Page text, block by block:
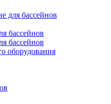
для бассейнов
бассейнов
бассейнов
оборудования